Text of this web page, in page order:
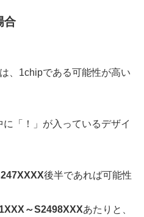
合
、1chipである可能性が高い
「！」が入っているデザイ
後半であれば可能性
～S2498XXXあたりと、